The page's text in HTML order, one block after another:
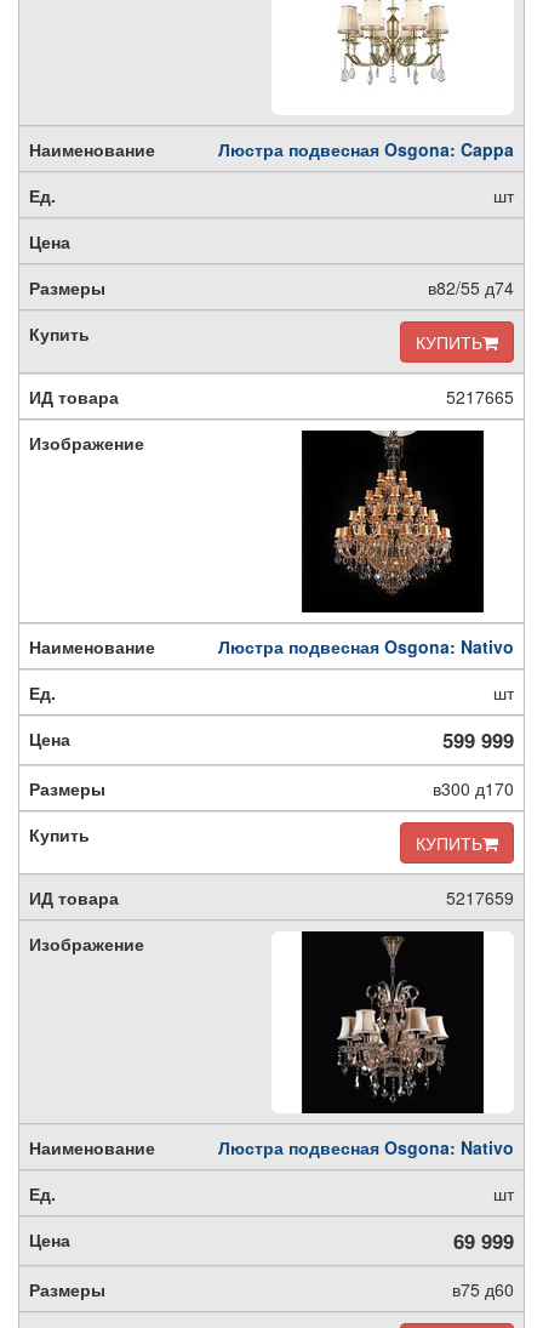
Люстра подвесная Osgona: Cappa
шт
в82/55 д74
КУПИТЬ
5217665
Люстра подвесная Osgona: Nativo
шт
599 999
в300 д170
КУПИТЬ
5217659
Люстра подвесная Osgona: Nativo
шт
69 999
в75 д60